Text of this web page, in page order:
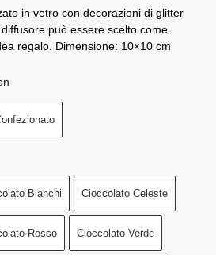
in vetro con decorazioni di glitter
può essere scelto come
regalo. Dimensione: 10×10 cm
Bianchi Cioccolato Celeste
Rosso Cioccolato Verde